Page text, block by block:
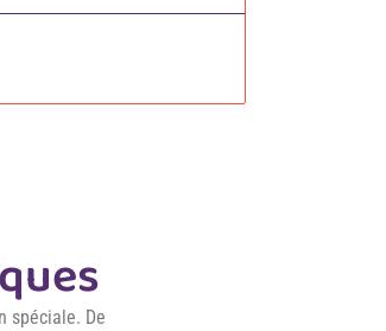
spéciale. De